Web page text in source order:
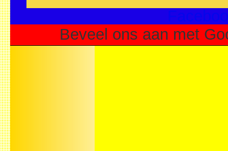
Beveel ons aan met